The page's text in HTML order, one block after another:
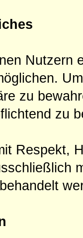
Nutzern
zu
zu
Respekt,